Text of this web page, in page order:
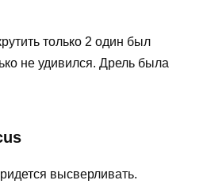
только 2 один был
не удивился. Дрель была
высверливать.